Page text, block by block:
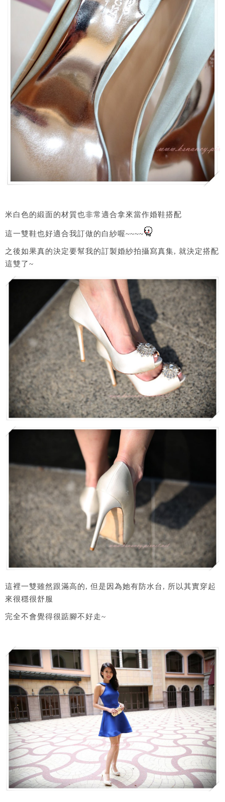
米白色的緞面的材質也非常適合拿來當作婚鞋搭配
這一雙鞋也好適合我訂做的白紗喔~~~~
之後如果真的決定要幫我的訂製婚紗拍攝寫真集, 就決定搭配
這雙了~
這裡一雙雖然跟滿高的, 但是因為她有防水台, 所以其實穿起
來很穩很舒服
完全不會覺得很踮腳不好走~